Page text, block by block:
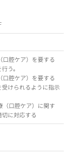
口腔ケア）を要する
う。
口腔ケア）を要する
けられるように指示
（口腔ケア）に関す
に対応する